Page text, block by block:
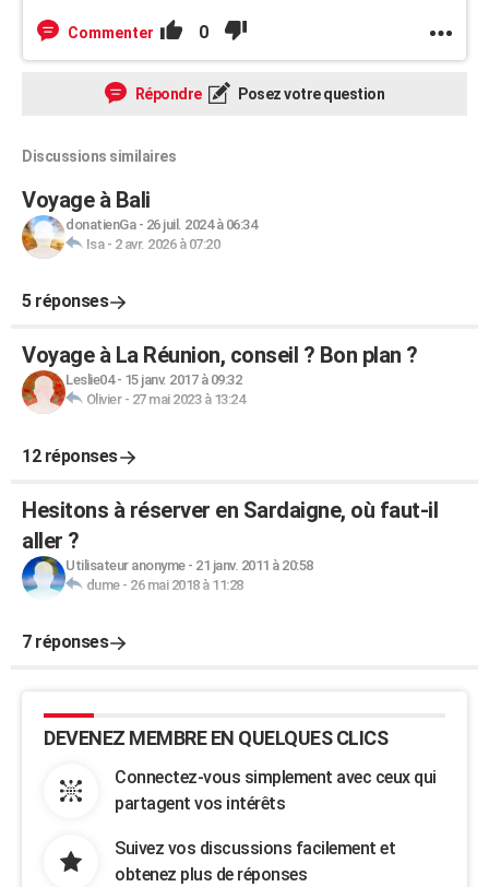
Commenter 0
Répondre Posez votre question
Discussions similaires
Voyage à Bali
donatienGa- 26 juil. 2024 à 06:34
Isa- 2 avr. 2026 à 07:20
5 réponses
Voyage à La Réunion, conseil ? Bon plan ?
Leslie04- 15 janv. 2017 à 09:32
Olivier- 27 mai 2023 à 13:24
12 réponses
Hesitons à réserver en Sardaigne, où faut-il
aller ?
Utilisateur anonyme- 21 janv. 2011 à 20:58
dume- 26 mai 2018 à 11:28
7 réponses
DEVENEZ MEMBRE EN QUELQUES CLICS
Connectez-vous simplement avec ceux qui
partagent vos intérêts
Suivez vos discussions facilement et
obtenez plus de réponses